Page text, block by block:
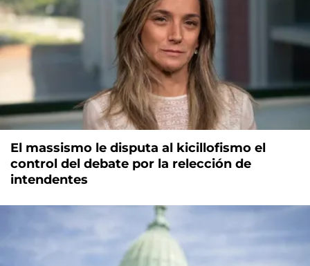
El massismo le disputa al kicillofismo el
control del debate por la relección de
intendentes